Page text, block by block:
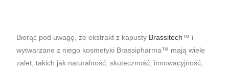
Biorąc pod uwagę, że ekstrakt z kapusty Brassitech™ i
wytwarzane z niego kosmetyki Brassipharma™ mają wiele
zalet, takich jak naturalność, skuteczność, innowacyjność,